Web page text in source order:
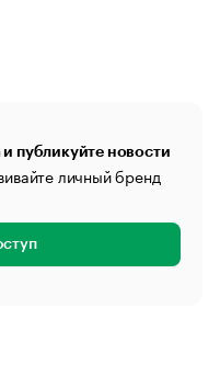
публикуйте новости
личный бренд